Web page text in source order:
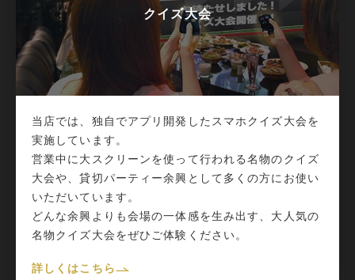
クイズ大会
当店では、独自でアプリ開発したスマホクイズ大会を
実施しています。
営業中に大スクリーンを使って行われる名物のクイズ
大会や、貸切パーティー余興として多くの方にお使い
いただいています。
どんな余興よりも会場の一体感を生み出す、大人気の
名物クイズ大会をぜひご体験ください。
詳しくはこちら